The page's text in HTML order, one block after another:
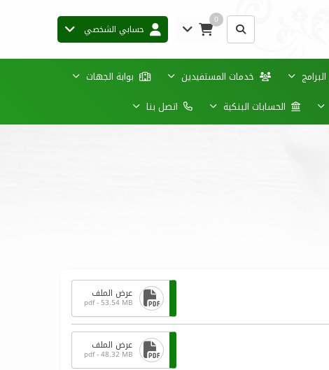
0
حسابي الشخصي
البرامج خدمات المستفيدين
بوابة الجهات
الحسابات البنكية اتصل بنا
عرض الملف
pdf - 53.54 MB
عرض الملف
pdf - 48.32 MB